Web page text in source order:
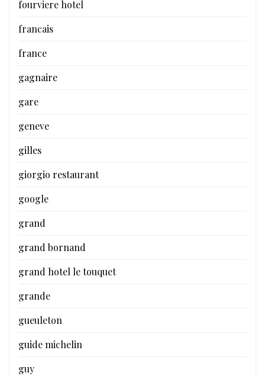
fourviere hotel
francais
france
gagnaire
gare
geneve
gilles
giorgio restaurant
google
grand
grand bornand
grand hotel le touquet
grande
gueuleton
guide michelin
guy